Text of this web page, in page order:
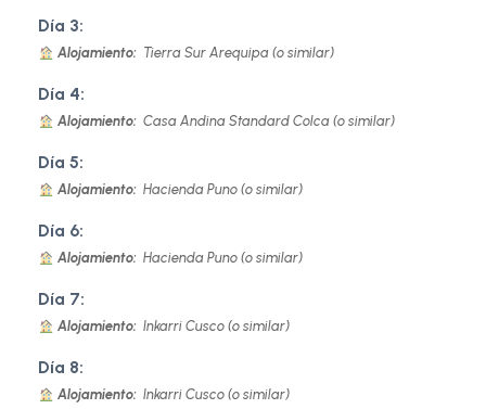
Día 3:
Alojamiento: Tierra Sur Arequipa (o similar)
Día 4:
Alojamiento: Casa Andina Standard Colca (o similar)
Día 5:
Alojamiento: Hacienda Puno (o similar)
Día 6:
Alojamiento: Hacienda Puno (o similar)
Día 7:
Alojamiento: Inkarri Cusco (o similar)
Día 8:
Alojamiento: Inkarri Cusco (o similar)